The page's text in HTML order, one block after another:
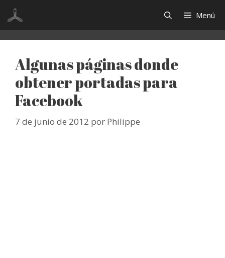
Saltar
contenido
Menú
Algunas páginas donde
obtener portadas para
Facebook
7 de junio de 2012 por Philippe